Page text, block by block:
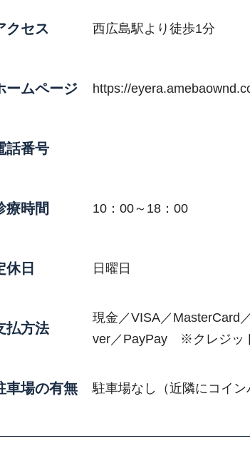
クセス 西広島駅より徒歩1分
ームページ https://
話番号
療時間 10：00～18：00
休日 日曜日
払方法
現金／VISA／MasterCard
ver／PayPay ※クレジッ
車場の有無 駐車場なし（近隣にコイン